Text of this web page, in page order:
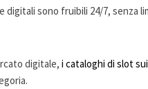
digitali sono fruibili 24/7, senza
digitale, i cataloghi di slot